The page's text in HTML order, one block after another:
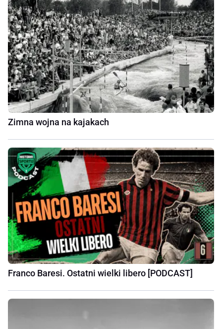
Zimna wojna na kajakach
Franco Baresi. Ostatni wielki libero [PODCAST]